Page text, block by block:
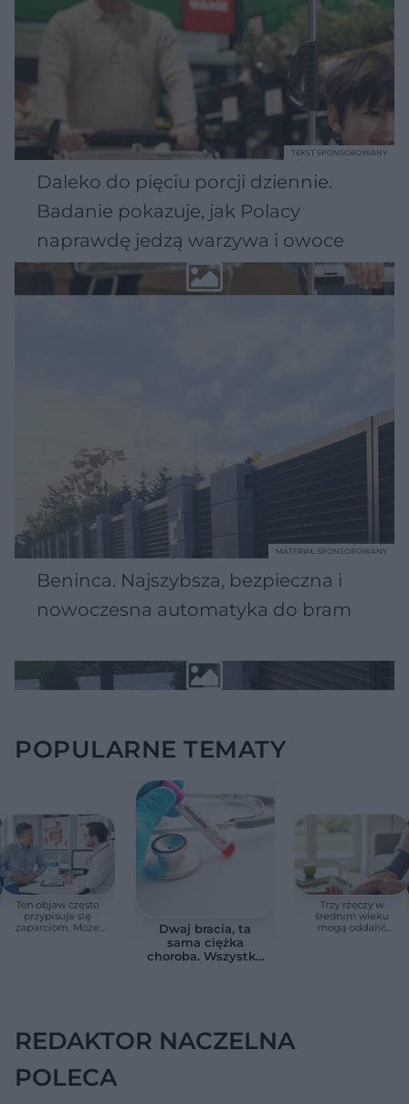
Daleko do pięciu porcji dziennie.
Badanie pokazuje, jak Polacy
naprawdę jedzą warzywa i owoce
TEKST SPONSOROWANY
Beninca. Najszybsza, bezpieczna i
nowoczesna automatyka do bram
MATERIAŁ SPONSOROWANY
POPULARNE TEMATY
Ten objaw często
przypisuje się
zaparciom. Może
Dwaj bracia, ta
sama ciężka
choroba. Wszystko
Trzy rzeczy w
średnim wieku
mogą oddalić
REDAKTOR NACZELNA
POLECA